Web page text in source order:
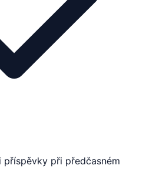
příspěvky při předčasném